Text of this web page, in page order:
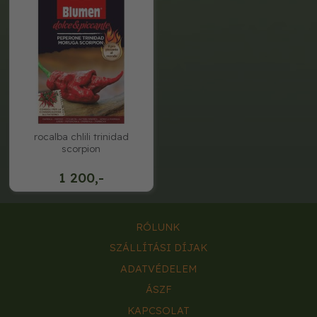
1 200,-
rocalba chlili trinidad
scorpion
RÓLUNK
SZÁLLÍTÁSI DÍJAK
ADATVÉDELEM
ÁSZF
KAPCSOLAT